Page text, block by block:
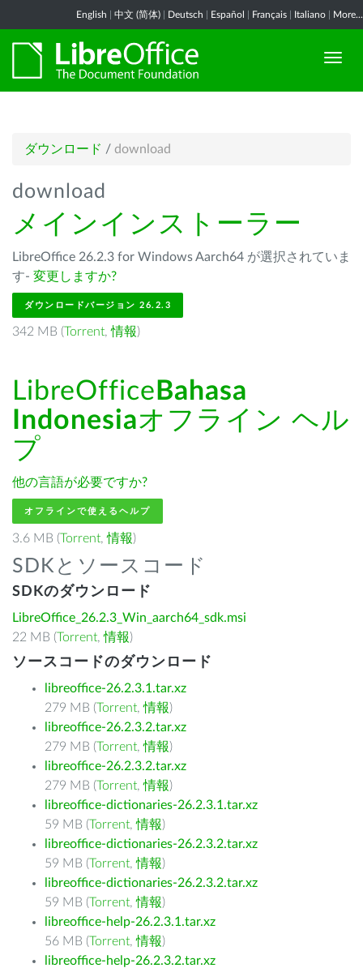
English 中文 (简体) Deutsch Español Français Italiano More...
ダウンロード / download
download
メインインストーラー
LibreOffice 26.2.3 for Windows Aarch64 が選択されていま
す- 変更しますか?
ダウンロードバージョン 26.2.3
342 MB (Torrent,情報)
LibreOffice Bahasa
Indonesiaオフライン ヘル
プ
他の言語が必要ですか?
オフラインで使えるヘルプ
3.6 MB (Torrent,情報)
SDKとソースコード
SDKのダウンロード
LibreOffice_26.2.3_Win_aarch64_sdk.msi
22 MB (Torrent,情報)
ソースコードのダウンロード
libreoffice-26.2.3.1.tar.xz
279 MB (Torrent,情報)
libreoffice-26.2.3.2.tar.xz
279 MB (Torrent,情報)
libreoffice-26.2.3.2.tar.xz
279 MB (Torrent,情報)
libreoffice-dictionaries-26.2.3.1.tar.xz
59 MB (Torrent,情報)
libreoffice-dictionaries-26.2.3.2.tar.xz
59 MB (Torrent,情報)
libreoffice-dictionaries-26.2.3.2.tar.xz
59 MB (Torrent,情報)
libreoffice-help-26.2.3.1.tar.xz
56 MB (Torrent,情報)
libreoffice-help-26.2.3.2.tar.xz